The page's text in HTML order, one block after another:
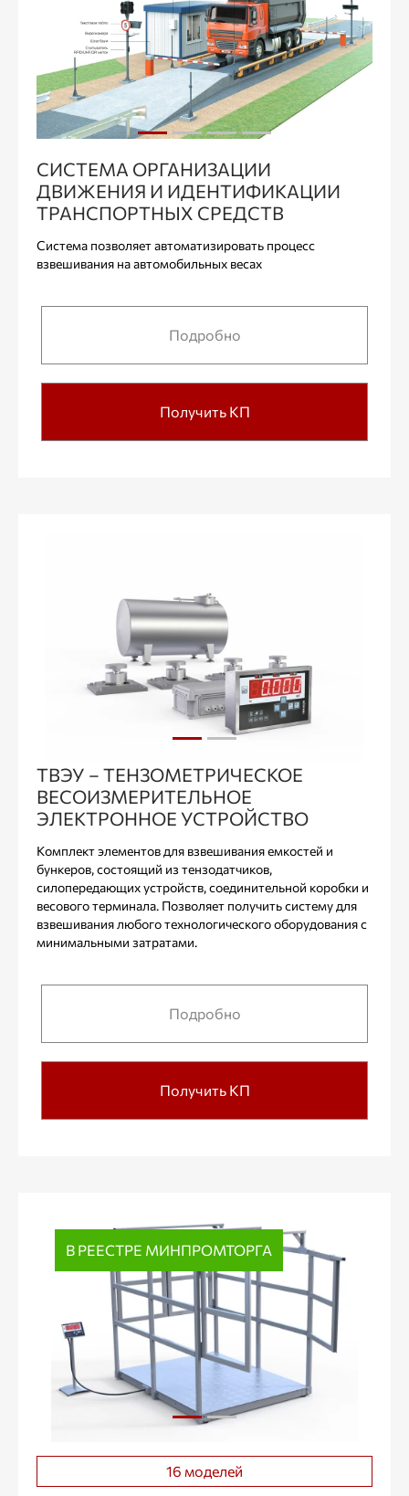
СИСТЕМА ОРГАНИЗАЦИИ
ДВИЖЕНИЯ И ИДЕНТИФИКАЦИИ
ТРАНСПОРТНЫХ СРЕДСТВ
Система позволяет автоматизировать процесс
взвешивания на автомобильных весах
Подробно
Получить КП
ТВЭУ – ТЕНЗОМЕТРИЧЕСКОЕ
ВЕСОИЗМЕРИТЕЛЬНОЕ
ЭЛЕКТРОННОЕ УСТРОЙСТВО
Комплект элементов для взвешивания емкостей и
бункеров, состоящий из тензодатчиков,
силопередающих устройств, соединительной коробки и
весового терминала. Позволяет получить систему для
взвешивания любого технологического оборудования с
минимальными затратами.
Подробно
Получить КП
В РЕЕСТРЕ МИНПРОМТОРГА
16 моделей